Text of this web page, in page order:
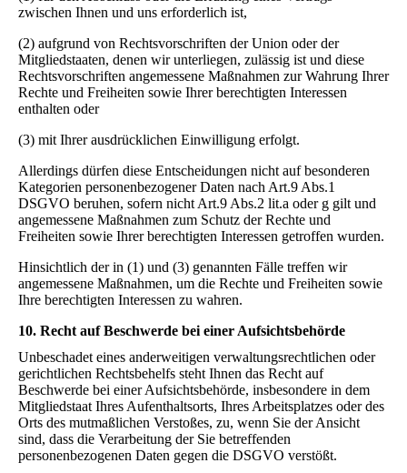
zwischen Ihnen und uns erforderlich ist,
(2) aufgrund von Rechtsvorschriften der Union oder der
Mitgliedstaaten, denen wir unterliegen, zulässig ist und diese
Rechtsvorschriften angemessene Maßnahmen zur Wahrung Ihrer
Rechte und Freiheiten sowie Ihrer berechtigten Interessen
enthalten oder
(3) mit Ihrer ausdrücklichen Einwilligung erfolgt.
Allerdings dürfen diese Entscheidungen nicht auf besonderen
Kategorien personenbezogener Daten nach Art.9 Abs.1
DSGVO beruhen, sofern nicht Art.9 Abs.2 lit.a oder g gilt und
angemessene Maßnahmen zum Schutz der Rechte und
Freiheiten sowie Ihrer berechtigten Interessen getroffen wurden.
Hinsichtlich der in (1) und (3) genannten Fälle treffen wir
angemessene Maßnahmen, um die Rechte und Freiheiten sowie
Ihre berechtigten Interessen zu wahren.
10. Recht auf Beschwerde bei einer Aufsichtsbehörde
Unbeschadet eines anderweitigen verwaltungsrechtlichen oder
gerichtlichen Rechtsbehelfs steht Ihnen das Recht auf
Beschwerde bei einer Aufsichtsbehörde, insbesondere in dem
Mitgliedstaat Ihres Aufenthaltsorts, Ihres Arbeitsplatzes oder des
Orts des mutmaßlichen Verstoßes, zu, wenn Sie der Ansicht
sind, dass die Verarbeitung der Sie betreffenden
personenbezogenen Daten gegen die DSGVO verstößt.